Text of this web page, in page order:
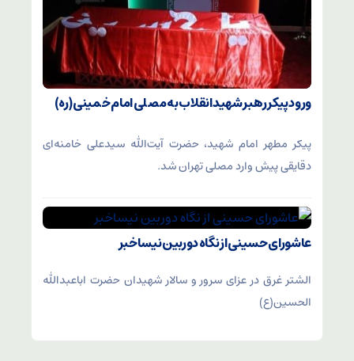
ورود پیکر رهبر شهید انقلاب به مصلی امام خمینی (ره)
پیکر مطهر امام شهید،‌ حضرت آیت‌الله سیدعلی خامنه‌ای
دقایقی پیش وارد مصلی تهران شد.
عاشورای حسینی از نگاه دوربین نیساخبر
الشتر غرق در عزای سرور و سالار شهیدان حضرت اباعبدالله
الحسین(ع)